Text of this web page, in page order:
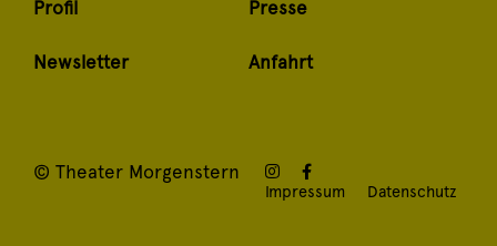
Profil
Newsletter
Presse
Anfahrt
© Theater Morgenstern
Impressum Datenschutz